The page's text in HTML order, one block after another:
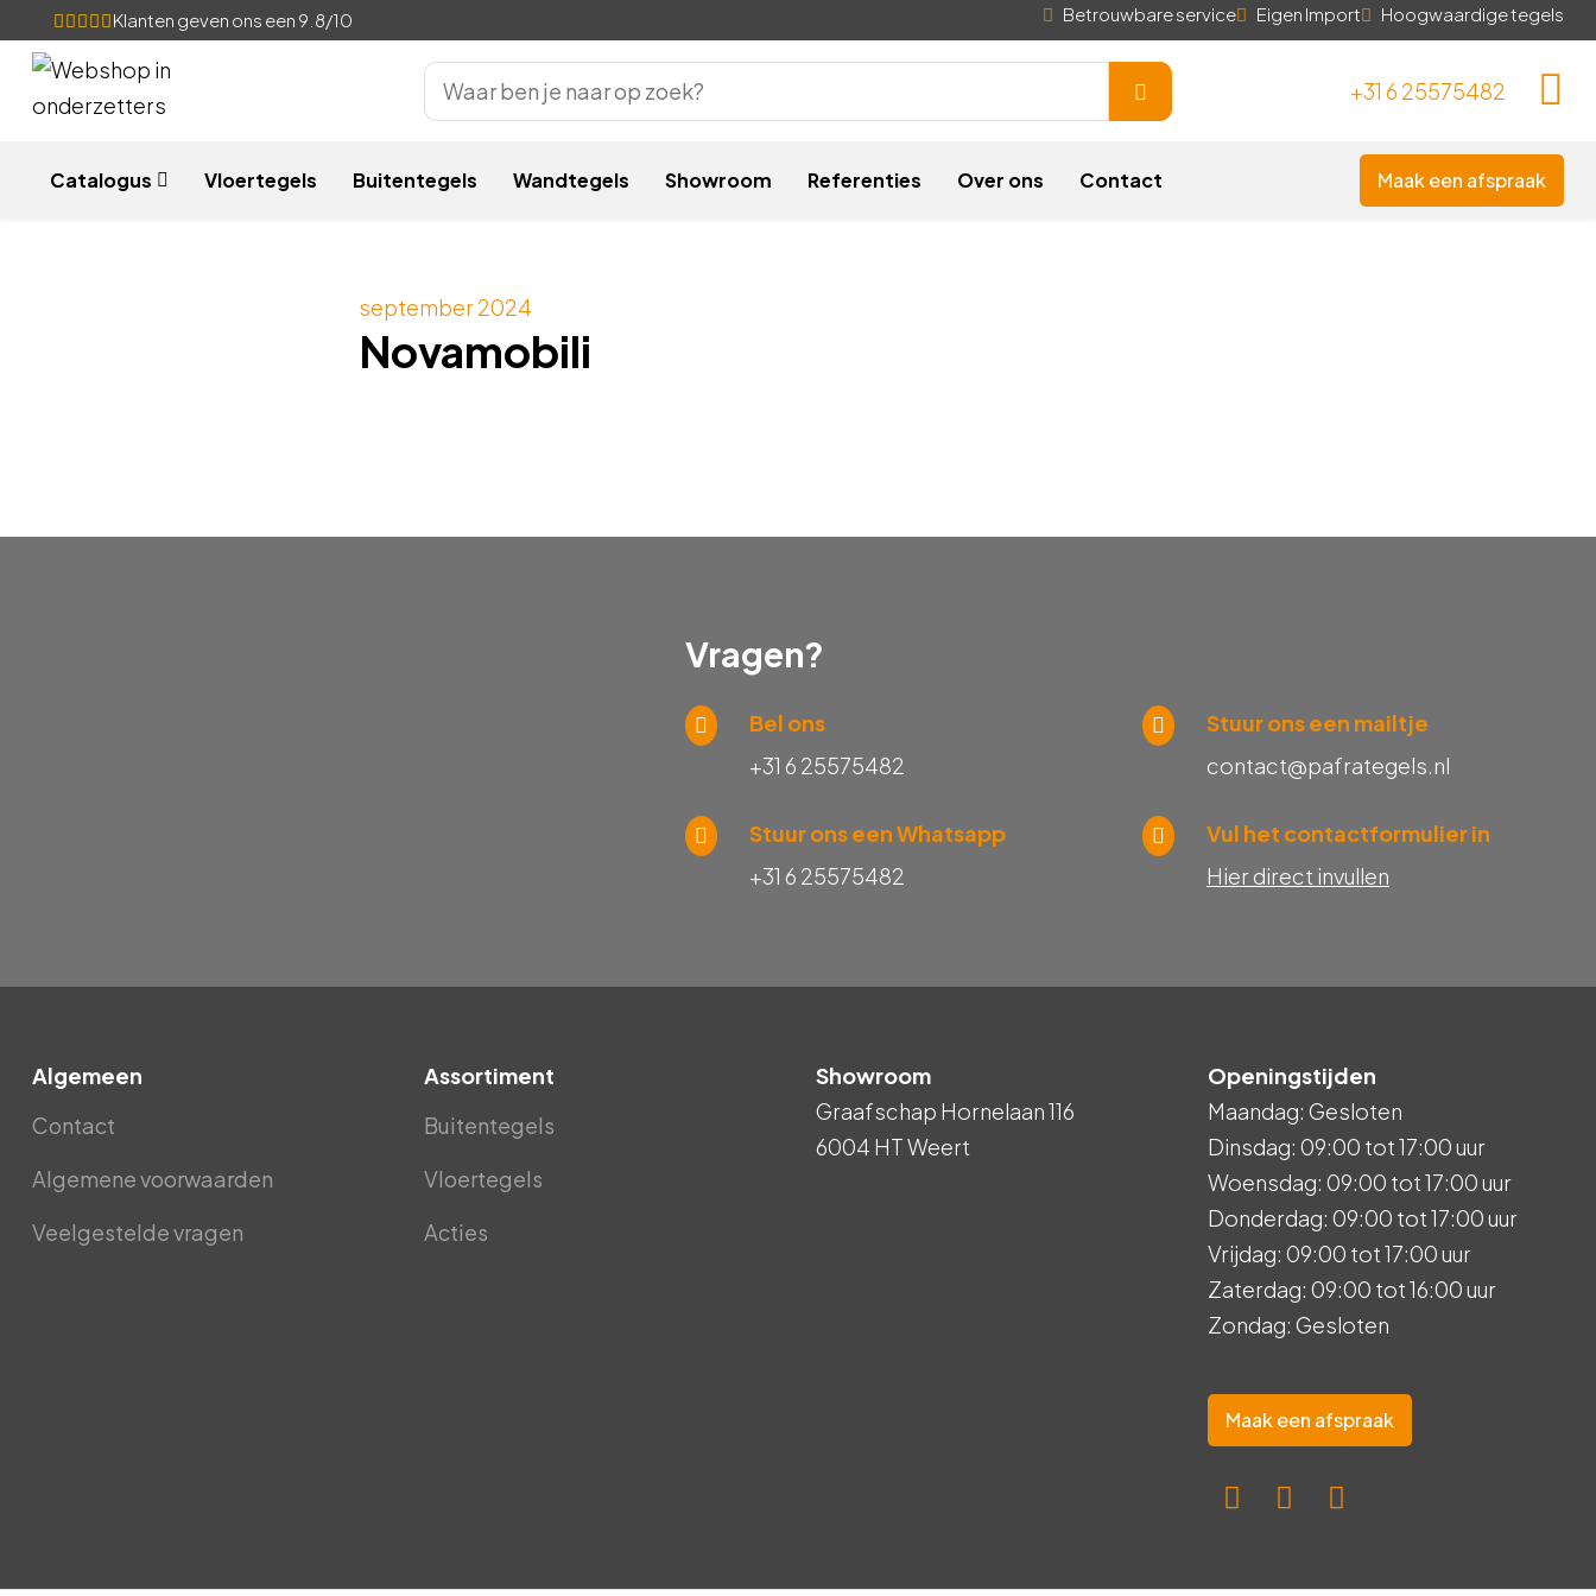
Klanten geven ons een 9.8/10 Hoogwaardige tegels
Eigen Import
Betrouwbare service
+31 6 25575482
Catalogus Vloertegels Buitentegels Wandtegels Showroom Referenties Over ons Contact Maak een afspraak
september 2024
Novamobili
Vragen?
Bel ons
+31 6 25575482
Stuur ons een Whatsapp
+31 6 25575482
Stuur ons een mailtje
contact@pafrategels.nl
Vul het contactformulier in
Hier direct invullen
Algemeen
Contact
Algemene voorwaarden
Veelgestelde vragen
Assortiment
Buitentegels
Vloertegels
Acties
Showroom
Graafschap Hornelaan 116
6004 HT Weert
Openingstijden
Maandag: Gesloten
Dinsdag: 09:00 tot 17:00 uur
Woensdag: 09:00 tot 17:00 uur
Donderdag: 09:00 tot 17:00 uur
Vrijdag: 09:00 tot 17:00 uur
Zaterdag: 09:00 tot 16:00 uur
Zondag: Gesloten
Maak een afspraak